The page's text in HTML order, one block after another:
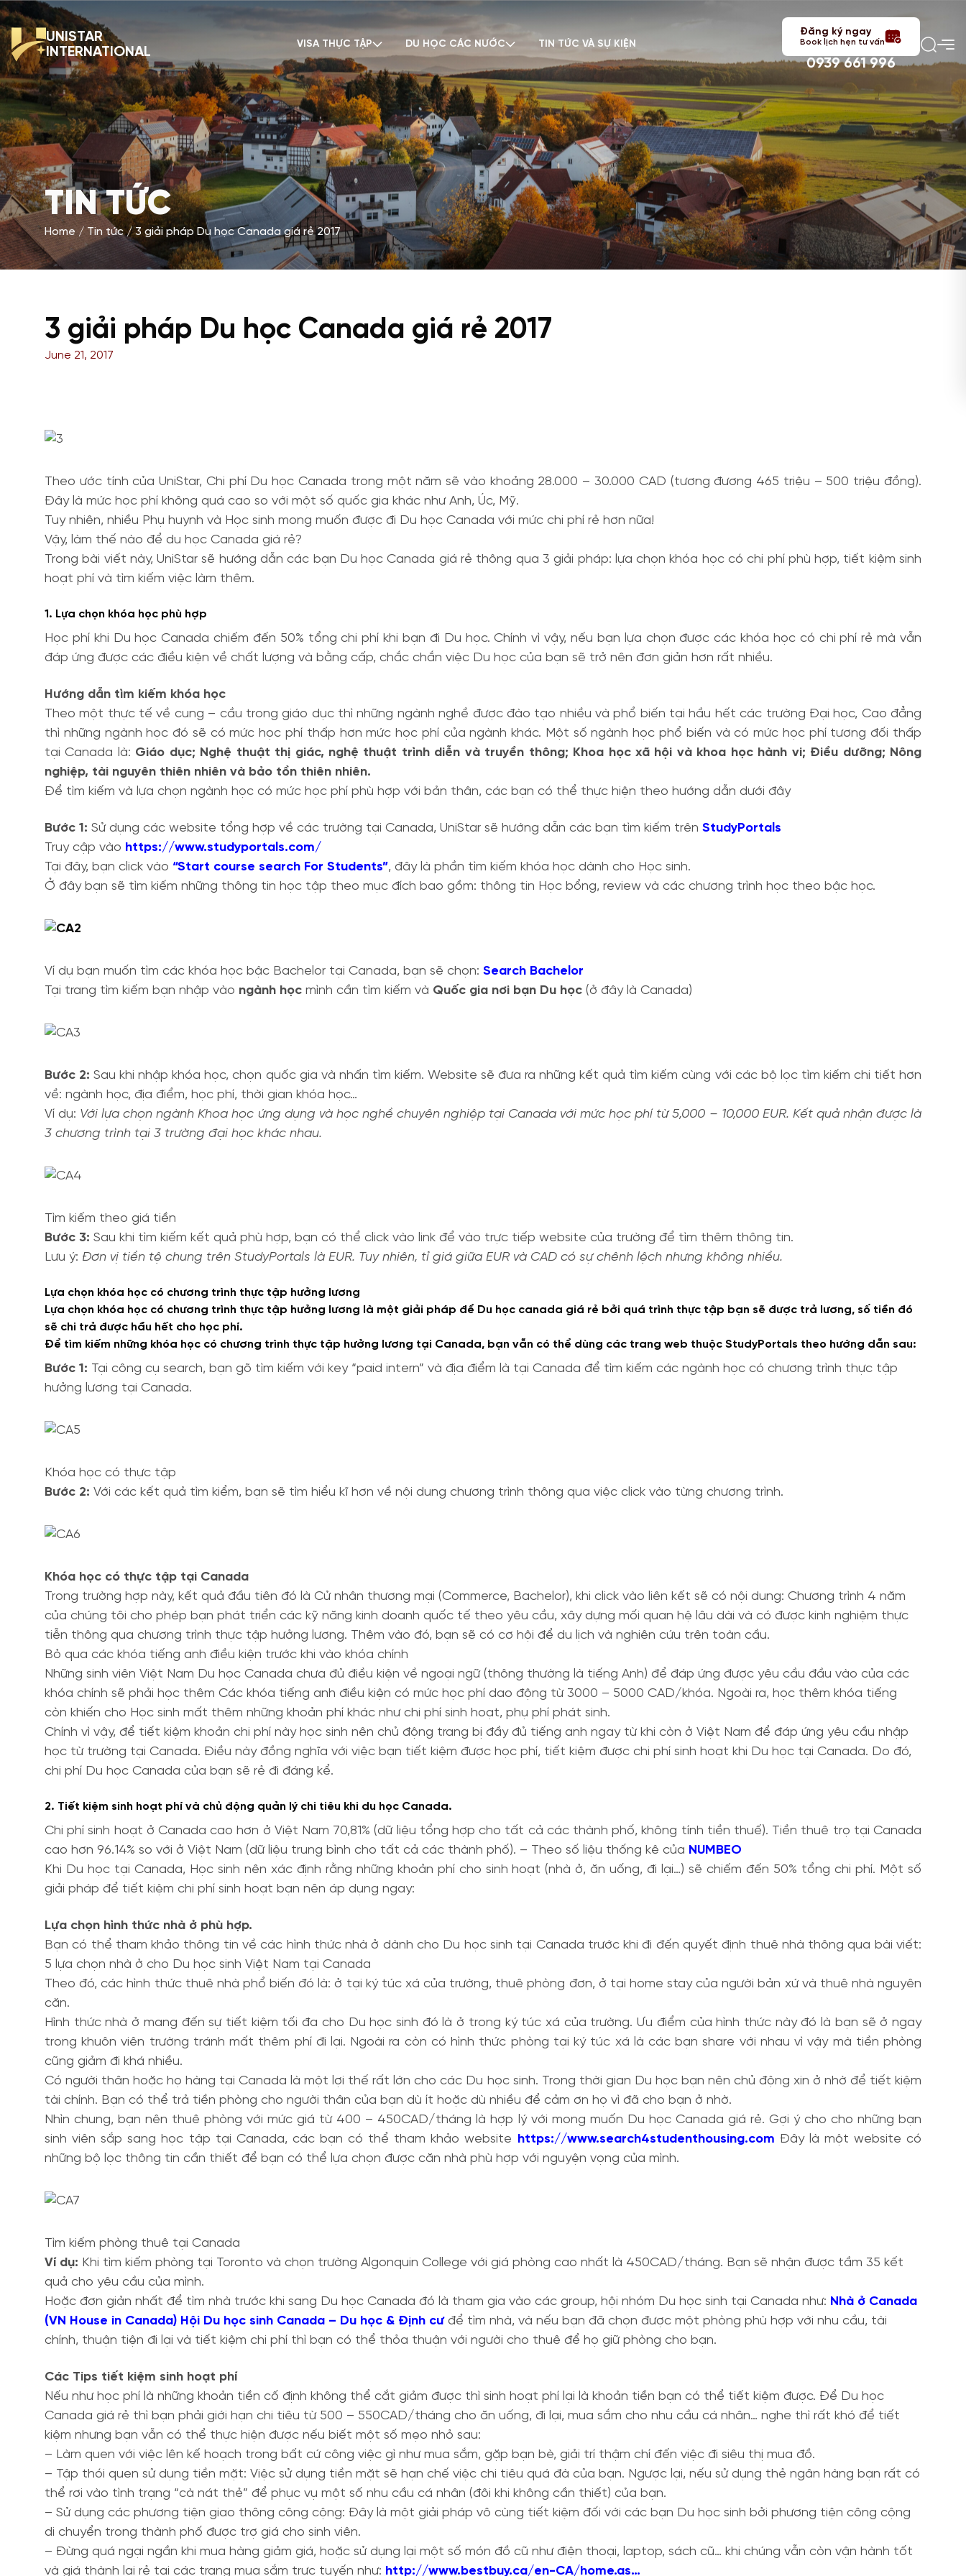
UNISTAR
INTERNATIONAL
VISA THỰC TẬP DU HỌC CÁC NƯỚC TIN TỨC VÀ SỰ KIỆN
Đăng ký ngay
Book lịch hẹn tư vấn
0939 661 996
TIN TỨC
Home Tin tức 3 giải pháp Du học Canada giá rẻ 2017
3 giải pháp Du học Canada giá rẻ 2017
June 21, 2017
Theo ước tính của UniStar, Chi phí Du học Canada trong một năm sẽ vào khoảng 28.000 – 30.000 CAD (tương đương 465 triệu – 500 triệu đồng).
Đây là mức học phí không quá cao so với một số quốc gia khác như Anh, Úc, Mỹ.
Tuy nhiên, nhiều Phụ huynh và Học sinh mong muốn được đi Du học Canada với mức chi phí rẻ hơn nữa!
Vậy, làm thế nào để du học Canada giá rẻ?
Trong bài viết này, UniStar sẽ hướng dẫn các bạn Du học Canada giá rẻ thông qua 3 giải pháp: lựa chọn khóa học có chi phí phù hợp, tiết kiệm sinh
hoạt phí và tìm kiếm việc làm thêm.
1. Lựa chọn khóa học phù hợp
Học phí khi Du học Canada chiếm đến 50% tổng chi phí khi bạn đi Du học. Chính vì vậy, nếu bạn lựa chọn được các khóa học có chi phí rẻ mà vẫn
đáp ứng được các điều kiện về chất lượng và bằng cấp, chắc chắn việc Du học của bạn sẽ trở nên đơn giản hơn rất nhiều.
Hướng dẫn tìm kiếm khóa học
Theo một thực tế về cung – cầu trong giáo dục thì những ngành nghề được đào tạo nhiều và phổ biến tại hầu hết các trường Đại học, Cao đẳng
thì những ngành học đó sẽ có mức học phí thấp hơn mức học phí của ngành khác. Một số ngành học phổ biến và có mức học phí tương đối thấp
tại Canada là: Giáo dục; Nghệ thuật thị giác, nghệ thuật trình diễn và truyền thông; Khoa học xã hội và khoa học hành vi; Điều dưỡng; Nông
nghiệp, tài nguyên thiên nhiên và bảo tồn thiên nhiên.
Để tìm kiếm và lựa chọn ngành học có mức học phí phù hợp với bản thân, các bạn có thể thực hiện theo hướng dẫn dưới đây
Bước 1: Sử dụng các website tổng hợp về các trường tại Canada, UniStar sẽ hướng dẫn các bạn tìm kiếm trên StudyPortals
Truy cập vào https://www.studyportals.com/
Tại đây, bạn click vào “Start course search For Students”, đây là phần tìm kiếm khóa học dành cho Học sinh.
Ở đây bạn sẽ tìm kiếm những thông tin học tập theo mục đích bao gồm: thông tin Học bổng, review và các chương trình học theo bậc học.
Ví dụ bạn muốn tìm các khóa học bậc Bachelor tại Canada, bạn sẽ chọn: Search Bachelor
Tại trang tìm kiếm bạn nhập vào ngành học mình cần tìm kiếm và Quốc gia nơi bạn Du học (ở đây là Canada)
Bước 2: Sau khi nhập khóa học, chọn quốc gia và nhấn tìm kiếm. Website sẽ đưa ra những kết quả tìm kiếm cùng với các bộ lọc tìm kiếm chi tiết hơn
về: ngành học, địa điểm, học phí, thời gian khóa học…
Ví dụ: Với lựa chọn ngành Khoa học ứng dụng và học nghề chuyên nghiệp tại Canada với mức học phí từ 5,000 – 10,000 EUR. Kết quả nhận được là
3 chương trình tại 3 trường đại học khác nhau.
Tìm kiếm theo giá tiền
Bước 3: Sau khi tìm kiếm kết quả phù hợp, bạn có thể click vào link để vào trực tiếp website của trường để tìm thêm thông tin.
Lưu ý: Đơn vị tiền tệ chung trên StudyPortals là EUR. Tuy nhiên, tỉ giá giữa EUR và CAD có sự chênh lệch nhưng không nhiều.
Lựa chọn khóa học có chương trình thực tập hưởng lương
Lựa chọn khóa học có chương trình thực tập hưởng lương là một giải pháp để Du học canada giá rẻ bởi quá trình thực tập bạn sẽ được trả lương, số tiền đó
sẽ chi trả được hầu hết cho học phí.
Để tìm kiếm những khóa học có chương trình thực tập hưởng lương tại Canada, bạn vẫn có thể dùng các trang web thuộc StudyPortals theo hướng dẫn sau:
Bước 1: Tại công cụ search, bạn gõ tìm kiếm với key “paid intern” và địa điểm là tại Canada để tìm kiếm các ngành học có chương trình thực tập
hưởng lương tại Canada.
Khóa học có thực tập
Bước 2: Với các kết quả tìm kiểm, bạn sẽ tìm hiểu kĩ hơn về nội dung chương trình thông qua việc click vào từng chương trình.
Khóa học có thực tập tại Canada
Trong trường hợp này, kết quả đầu tiên đó là Cử nhân thương mại (Commerce, Bachelor), khi click vào liên kết sẽ có nội dung: Chương trình 4 năm
của chúng tôi cho phép bạn phát triển các kỹ năng kinh doanh quốc tế theo yêu cầu, xây dựng mối quan hệ lâu dài và có được kinh nghiệm thực
tiễn thông qua chương trình thực tập hưởng lương. Thêm vào đó, bạn sẽ có cơ hội để du lịch và nghiên cứu trên toàn cầu.
Bỏ qua các khóa tiếng anh điều kiện trước khi vào khóa chính
Những sinh viên Việt Nam Du học Canada chưa đủ điều kiện về ngoại ngữ (thông thường là tiếng Anh) để đáp ứng được yêu cầu đầu vào của các
khóa chính sẽ phải học thêm Các khóa tiếng anh điều kiện có mức học phí dao động từ 3000 – 5000 CAD/khóa. Ngoài ra, học thêm khóa tiếng
còn khiến cho Học sinh mất thêm những khoản phí khác như chi phí sinh hoạt, phụ phí phát sinh.
Chính vì vậy, để tiết kiệm khoản chi phí này học sinh nên chủ động trang bị đầy đủ tiếng anh ngay từ khi còn ở Việt Nam để đáp ứng yêu cầu nhập
học từ trường tại Canada. Điều này đồng nghĩa với việc bạn tiết kiệm được học phí, tiết kiệm được chi phí sinh hoạt khi Du học tại Canada. Do đó,
chi phí Du học Canada của bạn sẽ rẻ đi đáng kể.
2. Tiết kiệm sinh hoạt phí và chủ động quản lý chi tiêu khi du học Canada.
Chi phí sinh hoạt ở Canada cao hơn ở Việt Nam 70,81% (dữ liệu tổng hợp cho tất cả các thành phố, không tính tiền thuế). Tiền thuê trọ tại Canada
cao hơn 96.14% so với ở Việt Nam (dữ liệu trung bình cho tất cả các thành phố). – Theo số liệu thống kê của NUMBEO
Khi Du học tại Canada, Học sinh nên xác định rằng những khoản phí cho sinh hoạt (nhà ở, ăn uống, đi lại…) sẽ chiếm đến 50% tổng chi phí. Một số
giải pháp để tiết kiệm chi phí sinh hoạt bạn nên áp dụng ngay:
Lựa chọn hình thức nhà ở phù hợp.
Bạn có thể tham khảo thông tin về các hình thức nhà ở dành cho Du học sinh tại Canada trước khi đi đến quyết định thuê nhà thông qua bài viết:
5 lựa chọn nhà ở cho Du học sinh Việt Nam tại Canada
Theo đó, các hình thức thuê nhà phổ biến đó là: ở tại ký túc xá của trường, thuê phòng đơn, ở tại home stay của người bản xứ và thuê nhà nguyên
căn.
Hình thức nhà ở mang đến sự tiết kiệm tối đa cho Du học sinh đó là ở trong ký túc xá của trường. Ưu điểm của hình thức này đó là bạn sẽ ở ngay
trong khuôn viên trường tránh mất thêm phí đi lại. Ngoài ra còn có hình thức phòng tại ký túc xá là các bạn share với nhau vì vậy mà tiền phòng
cũng giảm đi khá nhiều.
Có người thân hoặc họ hàng tại Canada là một lợi thế rất lớn cho các Du học sinh. Trong thời gian Du học bạn nên chủ động xin ở nhờ để tiết kiệm
tài chính. Bạn có thể trả tiền phòng cho người thân của bạn dù ít hoặc dù nhiều để cảm ơn họ vì đã cho bạn ở nhờ.
Nhìn chung, bạn nên thuê phòng với mức giá từ 400 – 450CAD/tháng là hợp lý với mong muốn Du học Canada giá rẻ. Gợi ý cho cho những bạn
sinh viên sắp sang học tập tại Canada, các bạn có thể tham khảo website https://www.search4studenthousing.com Đây là một website có
những bộ lọc thông tin cần thiết để bạn có thể lựa chọn được căn nhà phù hợp với nguyện vọng của mình.
Tìm kiếm phòng thuê tại Canada
Ví dụ: Khi tìm kiếm phòng tại Toronto và chọn trường Algonquin College với giá phòng cao nhất là 450CAD/tháng. Bạn sẽ nhận được tầm 35 kết
quả cho yêu cầu của mình.
Hoặc đơn giản nhất để tìm nhà trước khi sang Du học Canada đó là tham gia vào các group, hội nhóm Du học sinh tại Canada như: Nhà ở Canada
(VN House in Canada) Hội Du học sinh Canada – Du học & Định cưđể tìm nhà, và nếu bạn đã chọn được một phòng phù hợp với nhu cầu, tài
chính, thuận tiện đi lại và tiết kiệm chi phí thì bạn có thể thỏa thuận với người cho thuê để họ giữ phòng cho bạn.
Các Tips tiết kiệm sinh hoạt phí
Nếu như học phí là những khoản tiền cố định không thể cắt giảm được thì sinh hoạt phí lại là khoản tiền bạn có thể tiết kiệm được. Để Du học
Canada giá rẻ thì bạn phải giới hạn chi tiêu từ 500 – 550CAD/tháng cho ăn uống, đi lại, mua sắm cho nhu cầu cá nhân… nghe thì rất khó để tiết
kiệm nhưng bạn vẫn có thể thực hiện được nếu biết một số mẹo nhỏ sau:
– Làm quen với việc lên kế hoạch trong bất cứ công việc gì như mua sắm, gặp bạn bè, giải trí thậm chí đến việc đi siêu thị mua đồ.
– Tập thói quen sử dụng tiền mặt: Việc sử dụng tiền mặt sẽ hạn chế việc chi tiêu quá đà của bạn. Ngược lại, nếu sử dụng thẻ ngân hàng bạn rất có
thể rơi vào tình trạng “cà nát thẻ” để phục vụ một số nhu cầu cá nhân (đôi khi không cần thiết) của bạn.
– Sử dụng các phương tiện giao thông công cộng: Đây là một giải pháp vô cùng tiết kiệm đối với các bạn Du học sinh bởi phương tiện công cộng
di chuyển trong thành phố được trợ giá cho sinh viên.
– Đừng quá ngại ngần khi mua hàng giảm giá, hoặc sử dụng lại một số món đồ cũ như điện thoại, laptop, sách cũ… khi chúng vẫn còn vận hành tốt
và giá thành lại rẻ tại các trang mua sắm trực tuyến như: http://www.bestbuy.ca/en-CA/home.as…